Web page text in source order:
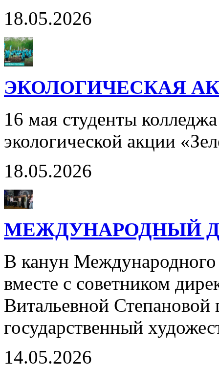
18.05.2026
ЭКОЛОГИЧЕСКАЯ
16 мая студенты
экологической акции
18.05.2026
МЕЖДУНАРОДНЫЙ
В канун Международного
вместе с советником
Витальевной
государственный
14.05.2026